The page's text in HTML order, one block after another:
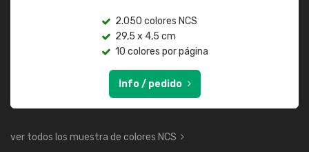
2.050 colores NCS
29,5 x 4,5 cm
10 colores por página
Info / pedido
ver todos los muestra de colores NCS